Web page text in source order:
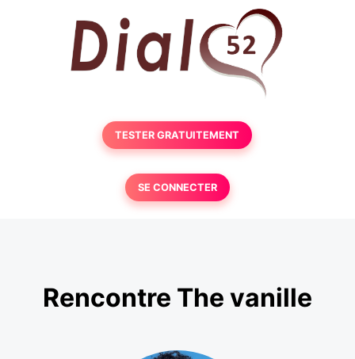
TESTER GRATUITEMENT
SE CONNECTER
Rencontre The vanille